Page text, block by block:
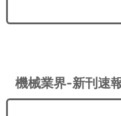
機械業界-新刊速